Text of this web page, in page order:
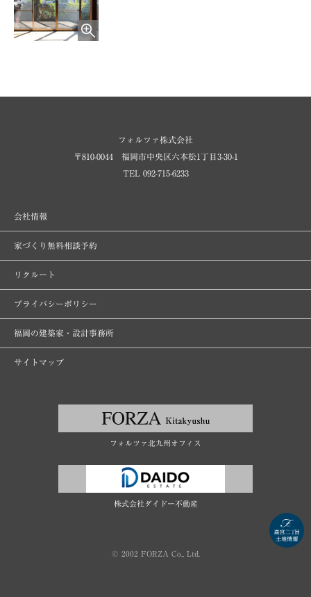
フォルツァ株式会社
〒810-0044 福岡市中央区六本松1丁目3-30-1
TEL 092-715-6233
会社情報
家づくり無料相談予約
リクルート
プライバシーポリシー
福岡の建築家・設計事務所
サイトマップ
フォルツァ北九州オフィス
株式会社ダイドー不動産
© 2002 FORZA Co., Ltd.